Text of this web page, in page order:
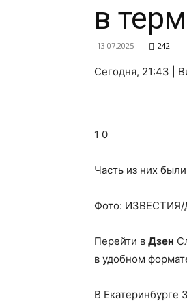
в
13.07.2025 242
Сегодня, 21:43 |
1 0
Часть из них
Фото: ИЗВЕСТИЯ/
Перейти в Дзен
в удобном
В Екатеринбурге